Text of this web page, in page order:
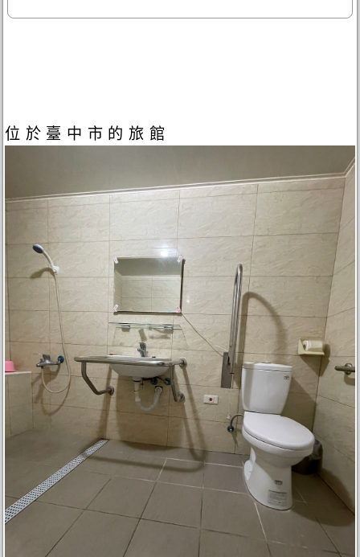
位於臺中市的旅館